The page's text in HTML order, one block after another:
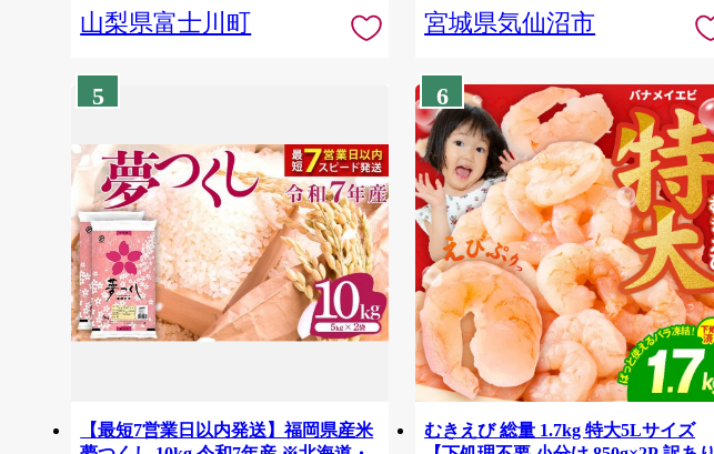
山梨県富士川町
宮城県気仙沼市
5
【最短7営業日以内発送】福岡県産米
6
むきえび 総量 1.7kg 特大5Lサイズ